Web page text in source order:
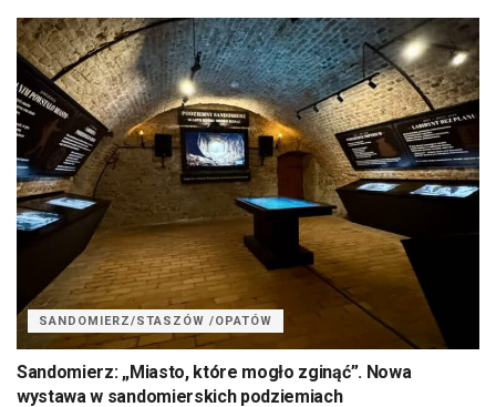
SANDOMIERZ/STASZÓW /OPATÓW
Sandomierz: „Miasto, które mogło zginąć”. Nowa
wystawa w sandomierskich podziemiach